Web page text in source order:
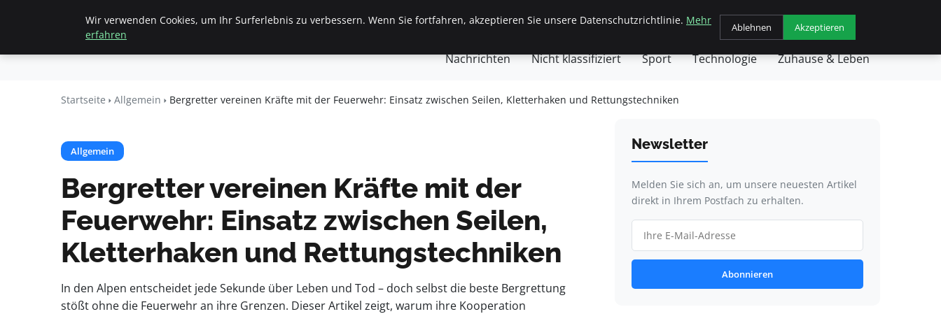
Beyond
Startseite Allgemein Finanzen & Immobilien Frauen / Mode Geschäft Gesundheit Haustiere Kochen
Nachrichten Nicht klassifiziert Sport Technologie Zuhause & Leben
Startseite Allgemein Bergretter vereinen Kräfte mit der Feuerwehr: Einsatz zwischen Seilen, Kletterhaken und Rettungstechniken
Allgemein
Bergretter vereinen Kräfte mit der
Feuerwehr: Einsatz zwischen Seilen,
Kletterhaken und Rettungstechniken
In den Alpen entscheidet jede Sekunde über Leben und Tod – doch selbst die beste Bergrettung
stößt ohne die Feuerwehr an ihre Grenzen. Dieser Artikel zeigt, warum ihre Kooperation
Newsletter
Melden Sie sich an, um unsere neuesten Artikel
direkt in Ihrem Postfach zu erhalten.
Abonnieren
Wir verwenden Cookies, um Ihr Surferlebnis zu verbessern. Wenn Sie fortfahren, akzeptieren Sie unsere Datenschutzrichtlinie. Mehr
erfahren
Ablehnen Akzeptieren